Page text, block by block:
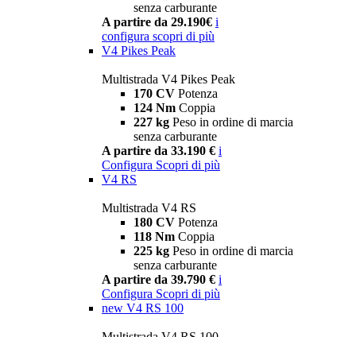
senza carburante
A partire da 29.190€ i
configura scopri di più
V4 Pikes Peak
Multistrada V4 Pikes Peak
170 CV Potenza
124 Nm Coppia
227 kg Peso in ordine di marcia
senza carburante
A partire da 33.190 € i
Configura Scopri di più
V4 RS
Multistrada V4 RS
180 CV Potenza
118 Nm Coppia
225 kg Peso in ordine di marcia
senza carburante
A partire da 39.790 € i
Configura Scopri di più
new V4 RS 100